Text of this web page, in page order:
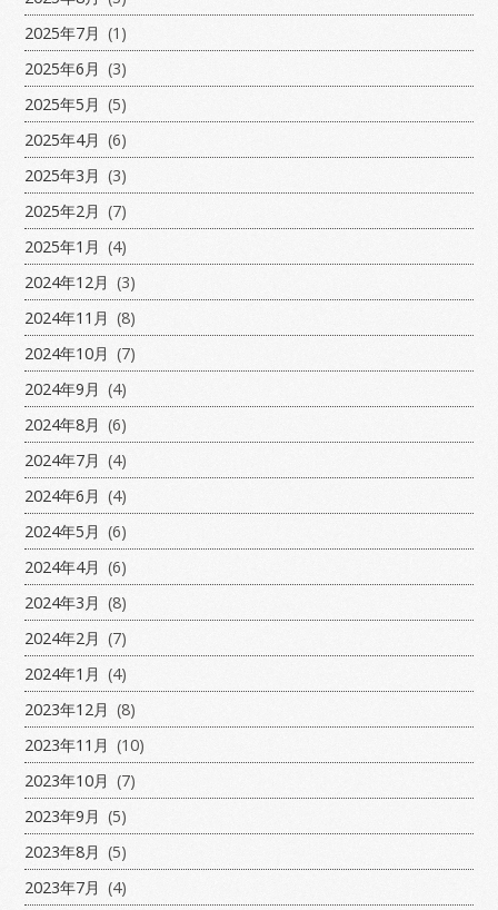
2025年7月 (1)
2025年6月 (3)
2025年5月 (5)
2025年4月 (6)
2025年3月 (3)
2025年2月 (7)
2025年1月 (4)
2024年12月 (3)
2024年11月 (8)
2024年10月 (7)
2024年9月 (4)
2024年8月 (6)
2024年7月 (4)
2024年6月 (4)
2024年5月 (6)
2024年4月 (6)
2024年3月 (8)
2024年2月 (7)
2024年1月 (4)
2023年12月 (8)
2023年11月 (10)
2023年10月 (7)
2023年9月 (5)
2023年8月 (5)
2023年7月 (4)